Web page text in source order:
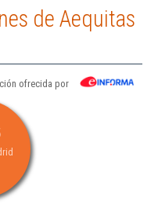
de Aequitas
ofrecida por